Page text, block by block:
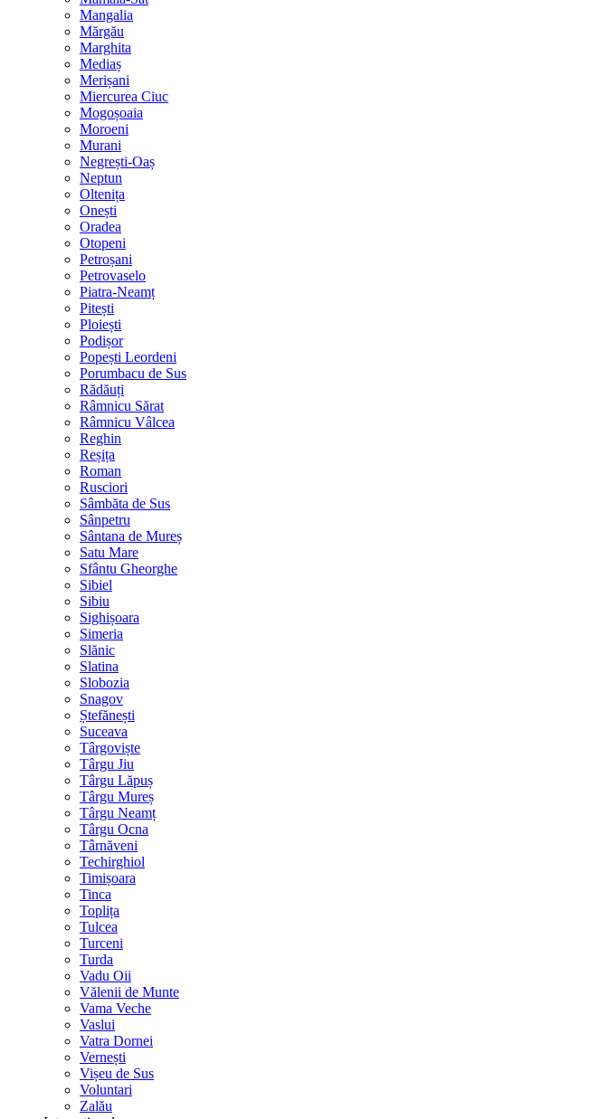
Mangalia
Mărgău
Marghita
Mediaș
Merișani
Miercurea Ciuc
Mogoșoaia
Moroeni
Murani
Negrești-Oaș
Neptun
Oltenița
Onești
Oradea
Otopeni
Petroșani
Petrovaselo
Piatra-Neamț
Pitești
Ploiești
Podișor
Popești Leordeni
Porumbacu de Sus
Rădăuți
Râmnicu Sărat
Râmnicu Vâlcea
Reghin
Reșița
Roman
Rusciori
Sâmbăta de Sus
Sânpetru
Sântana de Mureș
Satu Mare
Sfântu Gheorghe
Sibiel
Sibiu
Sighișoara
Simeria
Slănic
Slatina
Slobozia
Snagov
Ștefănești
Suceava
Târgoviște
Târgu Jiu
Târgu Lăpuș
Târgu Mureș
Târgu Neamț
Târgu Ocna
Târnăveni
Techirghiol
Timișoara
Tinca
Toplița
Tulcea
Turceni
Turda
Vadu Oii
Vălenii de Munte
Vama Veche
Vaslui
Vatra Dornei
Vernești
Vișeu de Sus
Voluntari
Zalău